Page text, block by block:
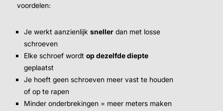
voordelen:
Je werkt aanzienlijksneller dan met losse
schroeven
Elke schroef wordtop dezelfde diepte
geplaatst
Je hoeft geen schroeven meer vast te houden
of op te rapen
Minder onderbrekingen = meer meters maken